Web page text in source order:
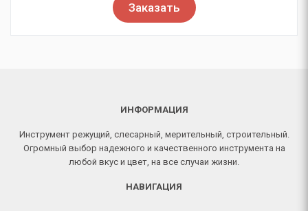
Заказать
ИНФОРМАЦИЯ
Инструмент режущий, слесарный, мерительный, строительный.
Огромный выбор надежного и качественного инструмента на
любой вкус и цвет, на все случаи жизни.
НАВИГАЦИЯ